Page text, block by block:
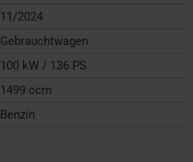
11/2024
Gebrauchtwagen
100 kW / 136 PS
1499 ccm
Benzin